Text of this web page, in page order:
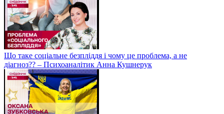
Що таке соціальне безпліддя і чому це проблема, а не
діагноз?? – Психоаналітик Анна Кушнерук